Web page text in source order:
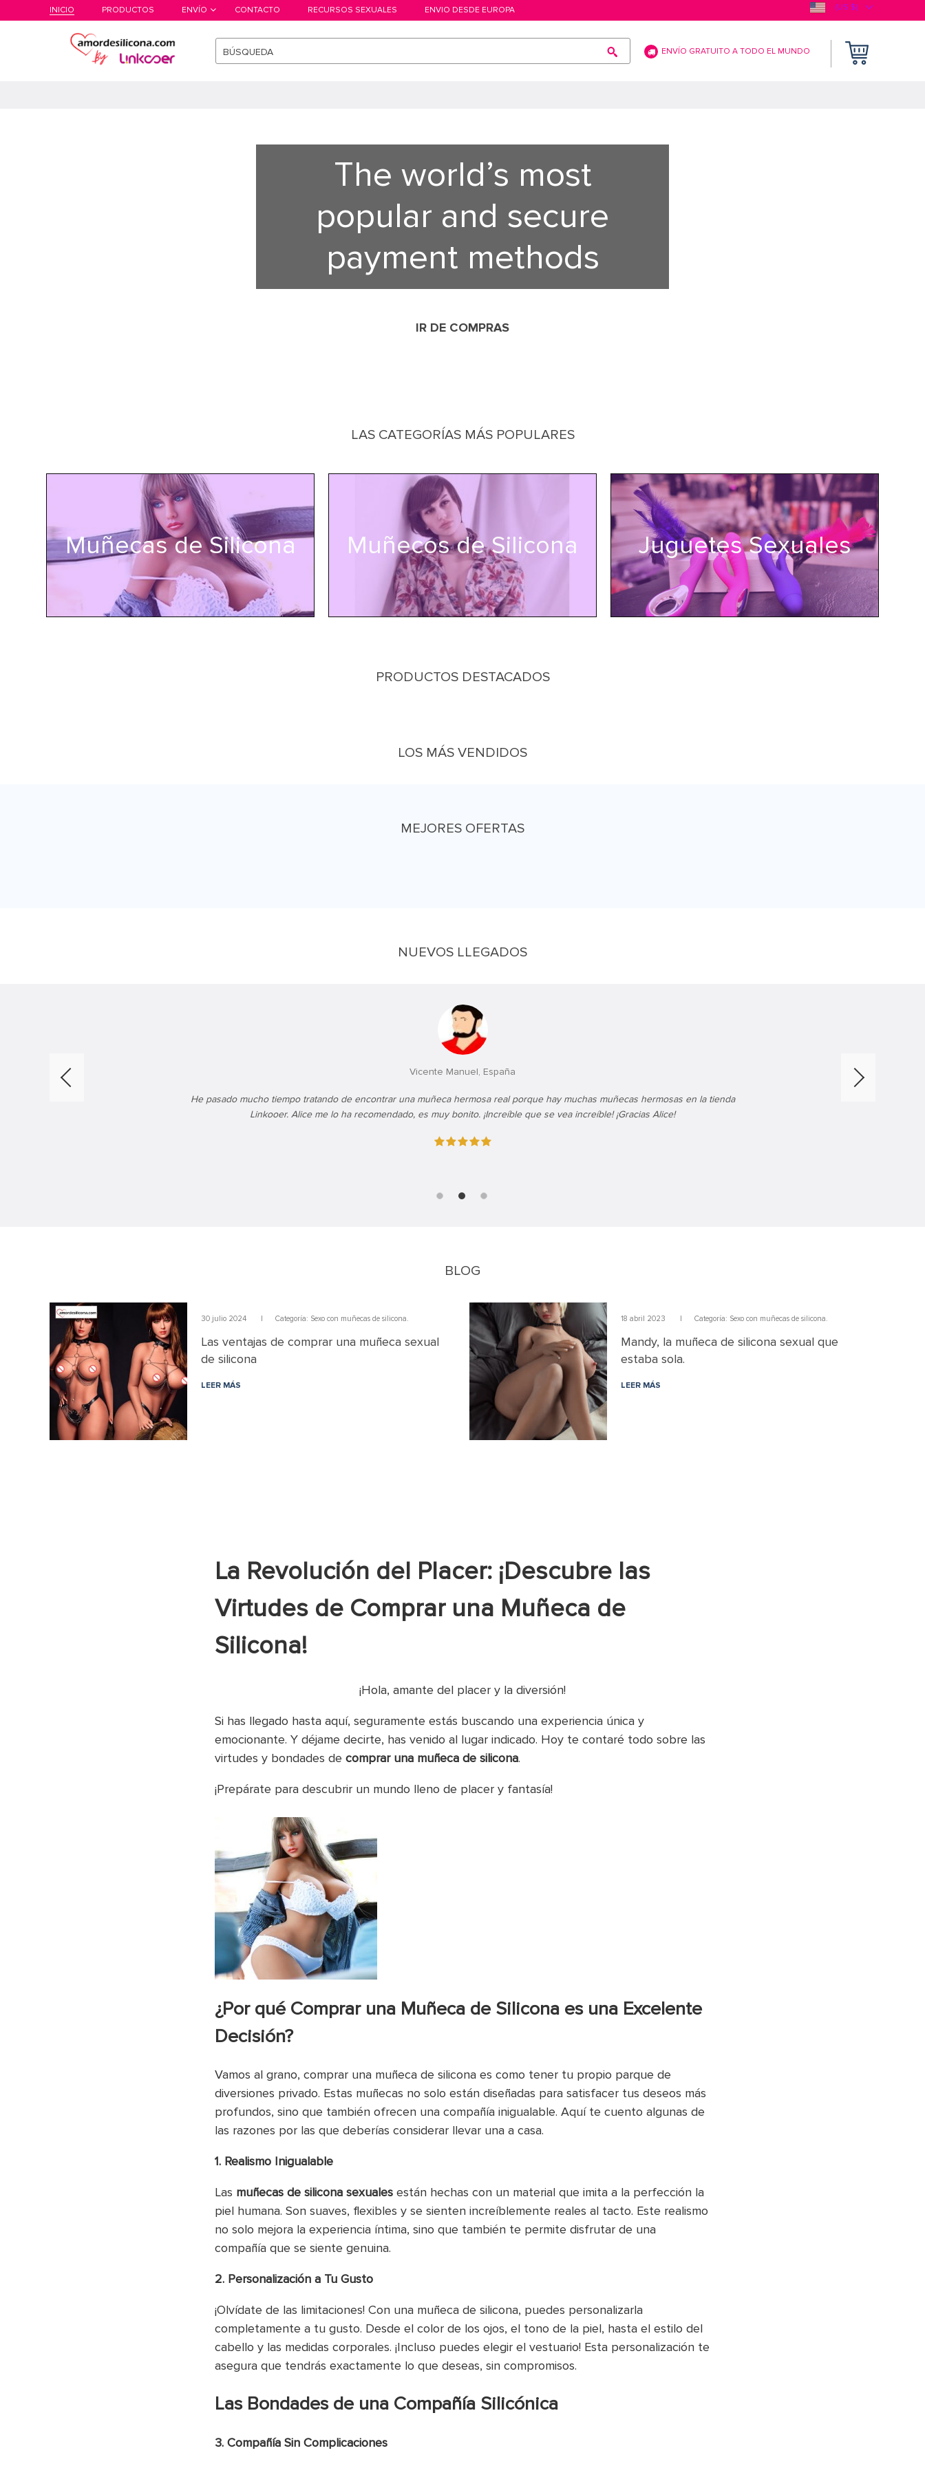
INICIO PRODUCTOS ENVÍO CONTACTO RECURSOS SEXUALES ENVIO DESDE EUROPA (US $)
BÚSQUEDA ENVÍO GRATUITO A TODO EL MUNDO
The world’s most
popular and secure
payment methods
IR DE COMPRAS
LAS CATEGORÍAS MÁS POPULARES
Muñecas de Silicona Muñecos de Silicona Juguetes Sexuales
PRODUCTOS DESTACADOS
LOS MÁS VENDIDOS
MEJORES OFERTAS
NUEVOS LLEGADOS
Vicente Manuel, España
He pasado mucho tiempo tratando de encontrar una muñeca hermosa real porque hay muchas muñecas hermosas en la tienda
Linkooer. Alice me lo ha recomendado, es muy bonito. ¡Increíble que se vea increíble! ¡Gracias Alice!
BLOG
30 julio 2024 | Categoría: Sexo con muñecas de silicona.
Las ventajas de comprar una muñeca sexual
de silicona
LEER MÁS
18 abril 2023 | Categoría: Sexo con muñecas de silicona.
Mandy, la muñeca de silicona sexual que
estaba sola.
LEER MÁS
La Revolución del Placer: ¡Descubre las
Virtudes de Comprar una Muñeca de
Silicona!
¡Hola, amante del placer y la diversión!
Si has llegado hasta aquí, seguramente estás buscando una experiencia única y
emocionante. Y déjame decirte, has venido al lugar indicado. Hoy te contaré todo sobre las
virtudes y bondades de comprar una muñeca de silicona.
¡Prepárate para descubrir un mundo lleno de placer y fantasía!
¿Por qué Comprar una Muñeca de Silicona es una Excelente
Decisión?
Vamos al grano, comprar una muñeca de silicona es como tener tu propio parque de
diversiones privado. Estas muñecas no solo están diseñadas para satisfacer tus deseos más
profundos, sino que también ofrecen una compañía inigualable. Aquí te cuento algunas de
las razones por las que deberías considerar llevar una a casa.
1. Realismo Inigualable
Las muñecas de silicona sexuales están hechas con un material que imita a la perfección la
piel humana. Son suaves, flexibles y se sienten increíblemente reales al tacto. Este realismo
no solo mejora la experiencia íntima, sino que también te permite disfrutar de una
compañía que se siente genuina.
2. Personalización a Tu Gusto
¡Olvídate de las limitaciones! Con una muñeca de silicona, puedes personalizarla
completamente a tu gusto. Desde el color de los ojos, el tono de la piel, hasta el estilo del
cabello y las medidas corporales. ¡Incluso puedes elegir el vestuario! Esta personalización te
asegura que tendrás exactamente lo que deseas, sin compromisos.
Las Bondades de una Compañía Silicónica
3. Compañía Sin Complicaciones